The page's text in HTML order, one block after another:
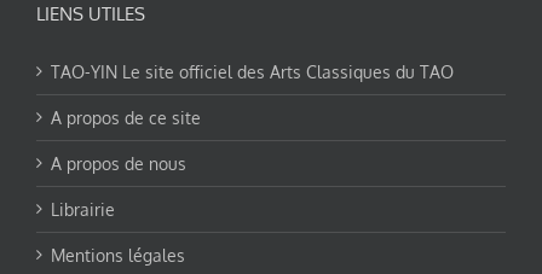
LIENS UTILES
TAO-YIN Le site officiel des Arts Classiques du TAO
A propos de ce site
A propos de nous
Librairie
Mentions légales